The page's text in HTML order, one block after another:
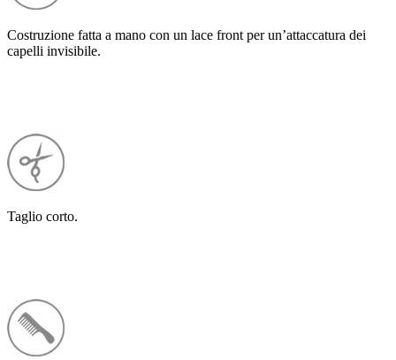
Costruzione fatta a mano con un lace front per un’attaccatura dei
capelli invisibile.
Taglio corto.